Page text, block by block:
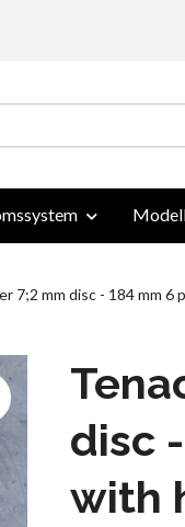
7;2 mm disc - 184 mm 6
disc
with